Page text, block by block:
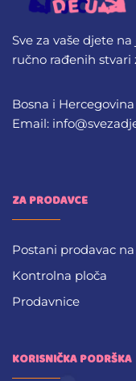
Sve za vaše djete
ručno rađenih stvari
Bosna i Hercegovina
Email:
ZA PRODAVCE
Postani prodavac
Kontrolna ploča
Prodavnice
KORISNIČKA PODRŠKA